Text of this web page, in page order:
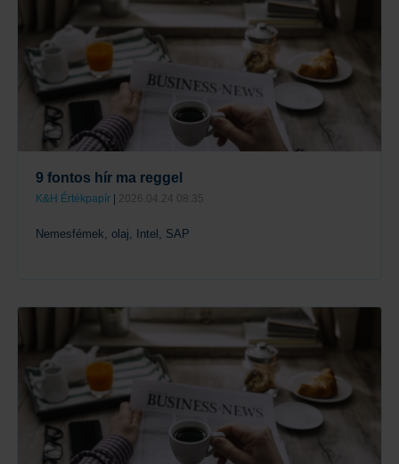
9 fontos hír ma reggel
K&H Értékpapír 2026.04.24 08:35
Nemesfémek, olaj, Intel, SAP